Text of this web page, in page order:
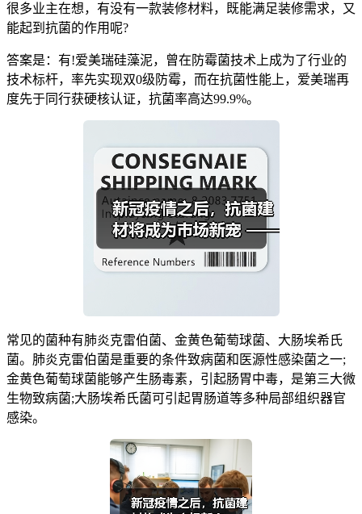
很多业主在想，有没有一款装修材料，既能满足装修需求，又
能起到抗菌的作用呢?
答案是：有!爱美瑞硅藻泥，曾在防霉菌技术上成为了行业的
技术标杆，率先实现双0级防霉，而在抗菌性能上，爱美瑞再
度先于同行获硬核认证，抗菌率高达99.9%。
常见的菌种有肺炎克雷伯菌、金黄色葡萄球菌、大肠埃希氏
菌。肺炎克雷伯菌是重要的条件致病菌和医源性感染菌之一;
金黄色葡萄球菌能够产生肠毒素，引起肠胃中毒，是第三大微
生物致病菌;大肠埃希氏菌可引起胃肠道等多种局部组织器官
感染。